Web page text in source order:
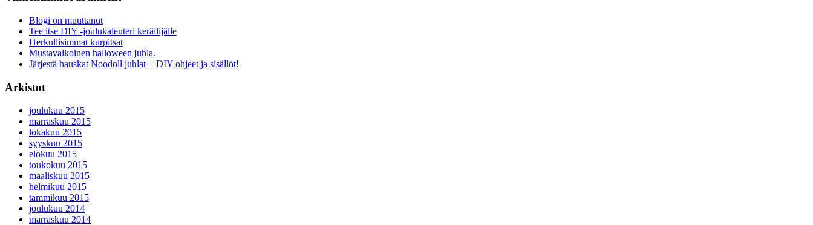
Blogi on muuttanut
Tee itse DIY -joulukalenteri keräilijälle
Herkullisimmat kurpitsat
Mustavalkoinen halloween juhla.
Järjestä hauskat Noodoll juhlat + DIY ohjeet ja sisällöt!
Arkistot
joulukuu 2015
marraskuu 2015
lokakuu 2015
syyskuu 2015
elokuu 2015
toukokuu 2015
maaliskuu 2015
helmikuu 2015
tammikuu 2015
joulukuu 2014
marraskuu 2014